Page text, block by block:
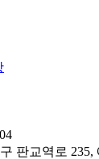
판교역로 235,